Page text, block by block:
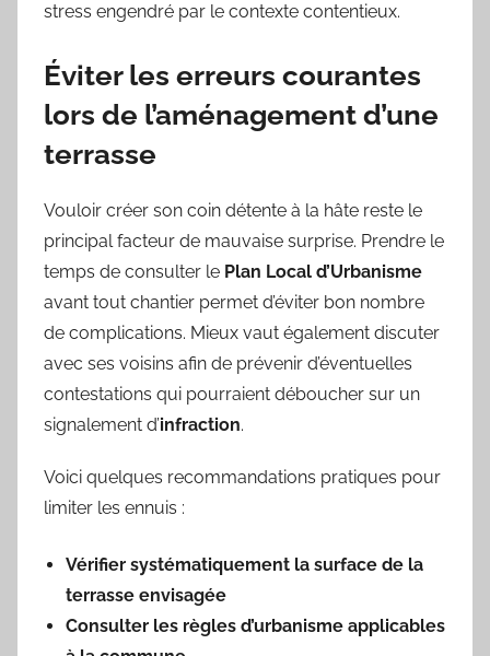
stress engendré par le contexte contentieux.
Éviter les erreurs courantes
lors de l’aménagement d’une
terrasse
Vouloir créer son coin détente à la hâte reste le
principal facteur de mauvaise surprise. Prendre le
temps de consulter le Plan Local d’Urbanisme
avant tout chantier permet d’éviter bon nombre
de complications. Mieux vaut également discuter
avec ses voisins afin de prévenir d’éventuelles
contestations qui pourraient déboucher sur un
signalement d’infraction.
Voici quelques recommandations pratiques pour
limiter les ennuis :
Vérifier systématiquement la surface de la
terrasse envisagée
Consulter les règles d’urbanisme applicables